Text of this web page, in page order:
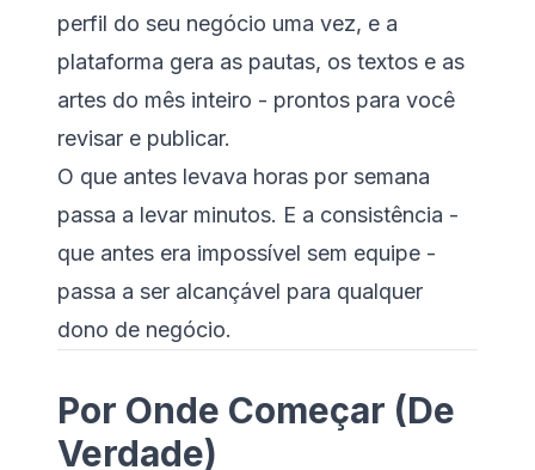
perfil do seu negócio uma vez, e a
plataforma gera as pautas, os textos e as
artes do mês inteiro - prontos para você
revisar e publicar.
O que antes levava horas por semana
passa a levar minutos. E a consistência -
que antes era impossível sem equipe -
passa a ser alcançável para qualquer
dono de negócio.
Por Onde Começar (De
Verdade)